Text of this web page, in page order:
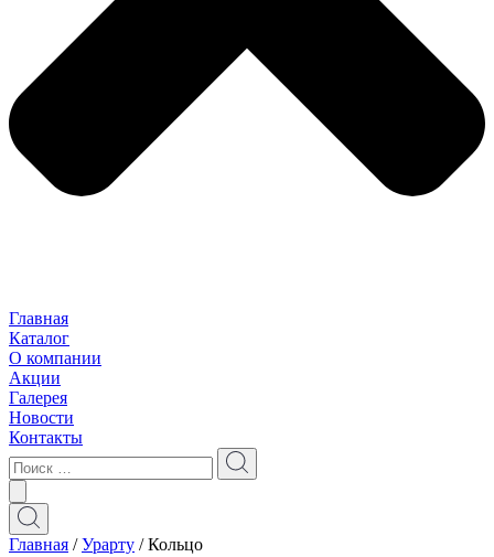
Главная
Каталог
О компании
Акции
Галерея
Новости
Контакты
Главная /Урарту / Кольцо